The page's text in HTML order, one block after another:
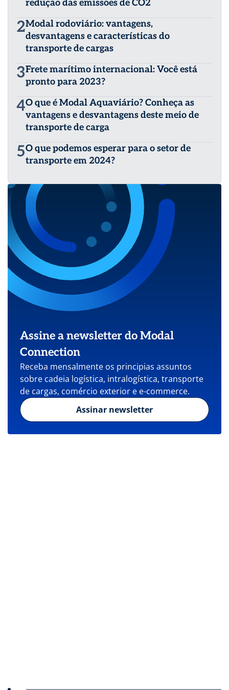
redução das emissões de CO2
2Modal rodoviário: vantagens,
desvantagens e características do
transporte de cargas
3Frete marítimo internacional: Você está
pronto para 2023?
4O que é Modal Aquaviário? Conheça as
vantagens e desvantagens deste meio de
transporte de carga
5O que podemos esperar para o setor de
transporte em 2024?
Assine a newsletter do Modal
Connection
Receba mensalmente os principias assuntos
sobre cadeia logística, intralogística, transporte
de cargas, comércio exterior e e-commerce.
Assinar newsletter